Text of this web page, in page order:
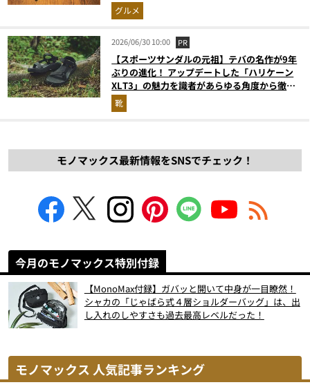
グルメ
2026/06/30 10:00 PR
【スポーツサンダルの元祖】テバの名作が9年
ぶりの進化！ アップデートした「ハリケーン
XLT3」の魅力を識者があらゆる角度から徹底
解説！
靴
モノマックス最新情報をSNSでチェック！
今月のモノマックス特別付録
【MonoMax付録】ガバッと開いて中身が一目瞭然！
シャカの「じゃばら式４層ショルダーバッグ」は、出
し入れのしやすさも過去最高レベルだった！
モノマックス 人気記事ランキング